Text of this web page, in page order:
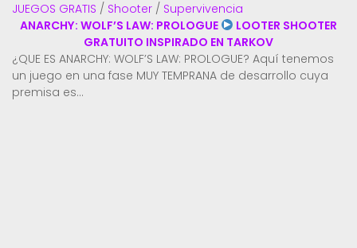
JUEGOS GRATIS / Shooter / Supervivencia
ANARCHY: WOLF’S LAW: PROLOGUE
LOOTER SHOOTER
GRATUITO INSPIRADO EN TARKOV
¿QUE ES ANARCHY: WOLF’S LAW: PROLOGUE? Aquí tenemos
un juego en una fase MUY TEMPRANA de desarrollo cuya
premisa es...